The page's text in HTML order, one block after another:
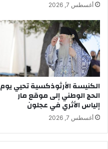
أغسطس 7, 2026
الكنيسة الأرثوذكسية تحيي يوم
الحج الوطني إلى موقع مار
إلياس الأثري في عجلون
أغسطس 7, 2026